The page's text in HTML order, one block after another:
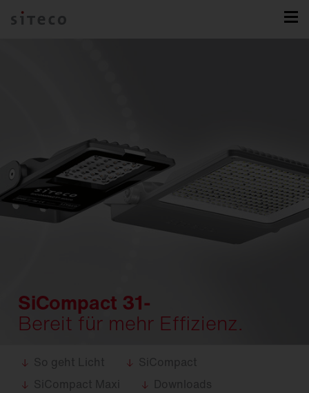
SiCompact 31-
Bereit für mehr Effizienz.
So geht Licht
SiCompact
SiCompact Maxi
Downloads